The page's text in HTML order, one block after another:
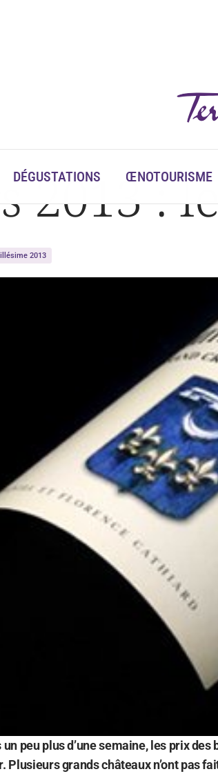
DÉGUSTATIONS ŒNOTOURISME
2013 :
2013
un peu plus d’une semaine, les prix
Plusieurs grands châteaux n’ont pas